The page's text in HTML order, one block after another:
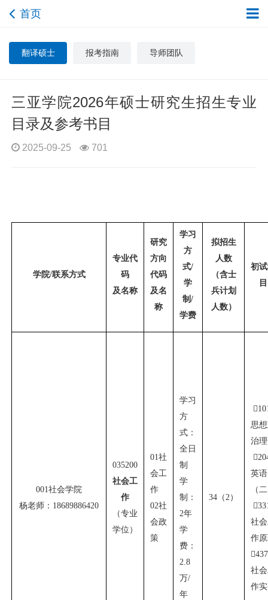
首页
翻译硕士 报考指南 导师团队
三亚学院2026年硕士研究生招生专业
目录及参考书目
2025-09-25 701
学院/联系方式
专业代
码
及名称
研究
方向
代码
及名
称
学习
方
式/
学
制/
学费
拟招生
人数
（含士
兵计划
人数）
初
目
001社会学院
杨老师： 18689886420
035200
社会工
作
（专业
学位）
01社
会工
作
02社
会政
策
学习
方
式：
全日
制
学
制：
2年
学
费：
2.8
万/
年
34 （2）

思
治

英语
（

社
作
437
社
作